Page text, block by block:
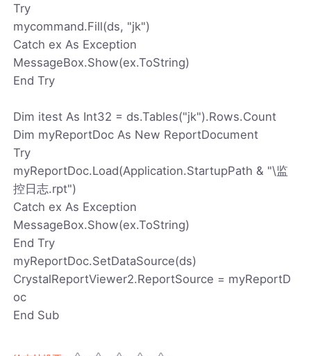
Try
mycommand.Fill(ds, "jk")
Catch ex As Exception
MessageBox.Show(ex.ToString)
End Try
Dim itest As Int32 = ds.Tables("jk").Rows.Count
Dim myReportDoc As New ReportDocument
Try
myReportDoc.Load(Application.StartupPath & "\监
控日志.rpt")
Catch ex As Exception
MessageBox.Show(ex.ToString)
End Try
myReportDoc.SetDataSource(ds)
CrystalReportViewer2.ReportSource = myReportD
oc
End Sub